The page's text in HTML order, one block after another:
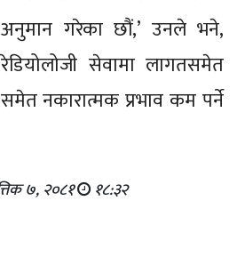
अनुमान गरेका छौं,’ उनले भने,
सेवामा लागतसमेत
समेत नकारात्मक प्रभाव कम पर्ने
७, २०८१ १८:३२